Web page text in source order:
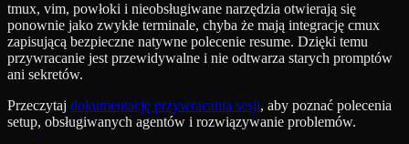
tmux, vim, powłoki i nieobsługiwane narzędzia otwierają się
ponownie jako zwykłe terminale, chyba że mają integrację cmux
zapisującą bezpieczne natywne polecenie resume. Dzięki temu
przywracanie jest przewidywalne i nie odtwarza starych promptów
ani sekretów.
Przeczytaj dokumentację przywracania sesji, aby poznać polecenia
setup, obsługiwanych agentów i rozwiązywanie problemów.